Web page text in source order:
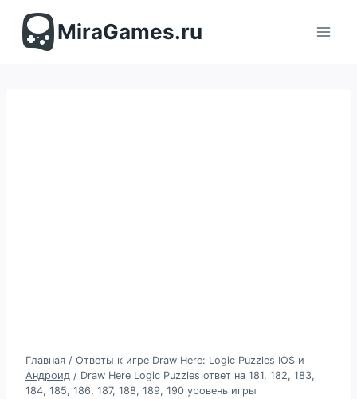
содержимомуMiraGames.ru
Главная / Ответы к игре Draw Here: Logic Puzzles IOS и
Андроид / Draw Here Logic Puzzles ответ на 181, 182, 183,
184, 185, 186, 187, 188, 189, 190 уровень игры